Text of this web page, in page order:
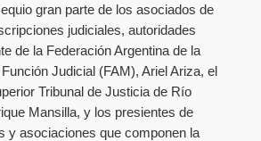
gran parte de los asociados de
judiciales, autoridades
de la Federación Argentina de la
Judicial (FAM), Ariel Ariza, el
Tribunal de Justicia de Río
Mansilla, y los presientes de
y asociaciones que componen la